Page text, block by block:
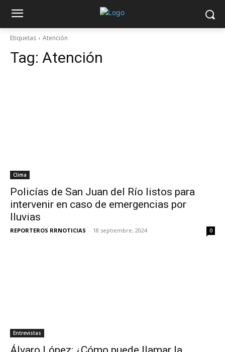
Etiquetas Atención
Tag: Atención
Clima
Policías de San Juan del Río listos para
intervenir en caso de emergencias por
lluvias
REPORTEROS RRNOTICIAS - 18 septiembre, 2024 0
Entrevistas